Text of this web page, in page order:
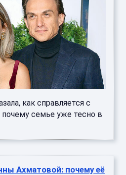
как справляется с
семье уже тесно в
Ахматовой: почему её